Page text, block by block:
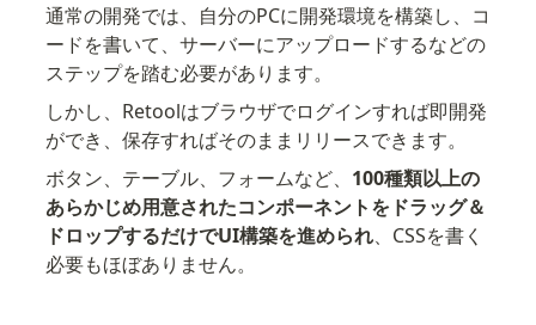
通常の開発では、自分のPCに開発環境を構築し、コ
ードを書いて、サーバーにアップロードするなどの
ステップを踏む必要があります。
しかし、Retoolはブラウザでログインすれば即開発
ができ、保存すればそのままリリースできます。
ボタン、テーブル、フォームなど、 100種類以上の
あらかじめ用意されたコンポーネントをドラッグ＆
ドロップするだけでUI構築を進められ、CSSを書く
必要もほぼありません。